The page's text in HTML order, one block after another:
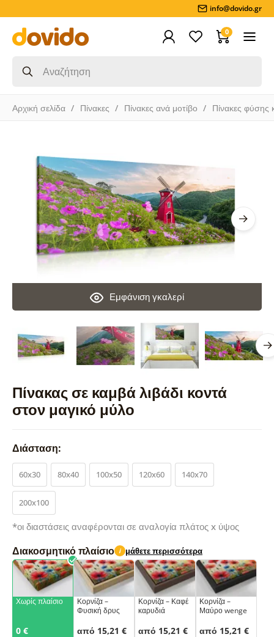
info@dovido.gr
0
Αρχική σελίδα Πίνακες Πίνακες ανά μοτίβο Πίνακες φύσης
Πίνακας σε καμβά λιβάδι κοντά
στον μαγικό μύλο
Εμφάνιση γκαλερί
Διάσταση:
60x30 80x40 100x50 120x60 140x70
200x100
*οι διαστάσεις αναφέρονται σε αναλογία πλάτος x ύψος
Διακοσμητικό πλαίσιο i μάθετε περισσότερα
Χωρίς πλαίσιο
0 €
Κορνίζα –
Φυσική δρυς
από 15,21 €
Κορνίζα – Καφέ
καρυδιά
από 15,21 €
Κορνίζα –
Μαύρο wenge
από 15,21 €